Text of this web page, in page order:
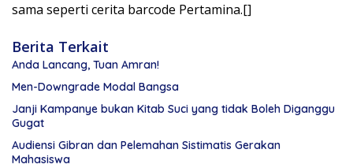
sama seperti cerita barcode Pertamina.[]
Berita Terkait
Anda Lancang, Tuan Amran!
Men-Downgrade Modal Bangsa
Janji Kampanye bukan Kitab Suci yang tidak Boleh Diganggu
Gugat
Audiensi Gibran dan Pelemahan Sistimatis Gerakan
Mahasiswa